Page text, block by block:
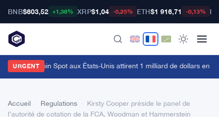
BNB$603,52 +1,38% XRP$1,04 -0,25% ETH$1 916,71 -0,13%
URGENT
ETFs Bitcoin Spot aux États-Unis attirent 1 milliard de dollars en
Accueil Regulations
Kirsty Cooper préside le panel de
l’autorité de cotation de la FCA, Woodman et Hammerstein